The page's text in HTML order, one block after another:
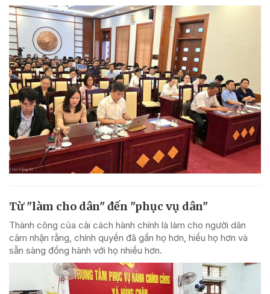
Từ "làm cho dân" đến "phục vụ dân"
Thành công của cải cách hành chính là làm cho người dân
cảm nhận rằng, chính quyền đã gần họ hơn, hiểu họ hơn và
sẵn sàng đồng hành với họ nhiều hơn.